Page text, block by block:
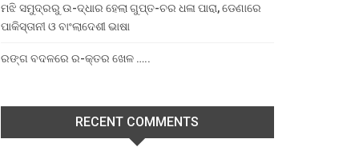
ମଝି ସମୁଦ୍ରରୁ ଉ-ଦ୍ଧାର ହେଲା ଗୁପ୍ତ-ଚର ଧଳା ପାରା, ଡେଣାରେ
ପାକିସ୍ତାନୀ ଓ ବାଂଲାଦେଶୀ ଭାଷା
ରଙ୍ଗ ବଦଳରେ ର-କ୍ତର ଖେଳ …..
RECENT COMMENTS